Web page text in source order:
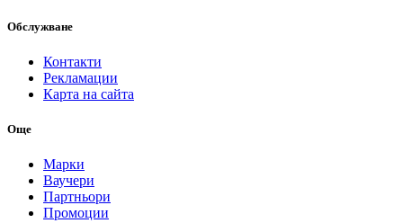
Обслужване
Контакти
Рекламации
Карта на сайта
Още
Марки
Ваучери
Партньори
Промоции